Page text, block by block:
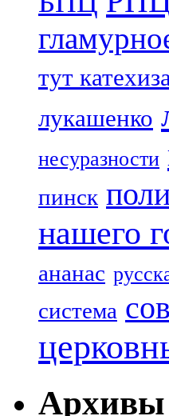
тут
лукашенко
несуразности
пинск
нашего
ананас
система
Архивы